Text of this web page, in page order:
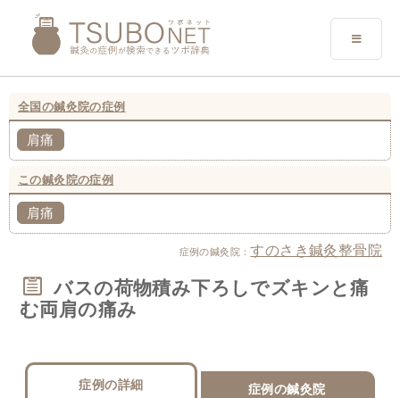
全国の鍼灸院の症例
肩痛
この鍼灸院の症例
肩痛
症例の鍼灸院：すのさき鍼灸整骨院
バスの荷物積み下ろしでズキンと痛
む両肩の痛み
症例の詳細 症例の鍼灸院